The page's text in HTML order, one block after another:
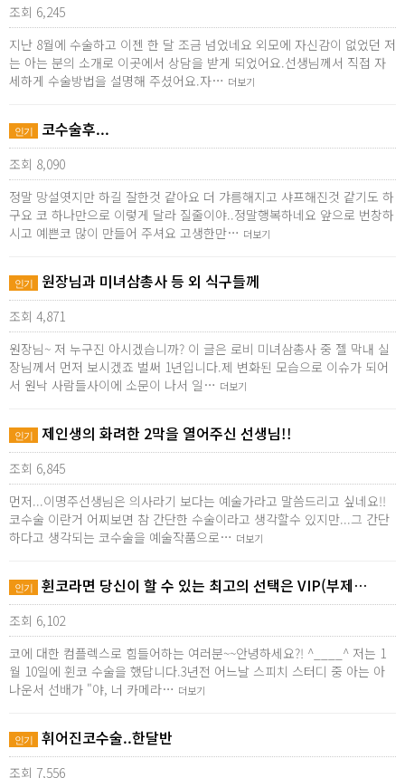
조회 6,245
지난 8월에 수술하고 이젠 한 달 조금 넘었네요 외모에 자신감이 없었던 저
는 아는 분의 소개로 이곳에서 상담을 받게 되었어요.선생님께서 직접 자
세하게 수술방법을 설명해 주셨어요.자… 더보기
인기 코수술후...
조회 8,090
정말 망설엿지만 하길 잘한것 같아요 더 갸름해지고 샤프해진것 같기도 하
구요 코 하나만으로 이렇게 달라 질줄이야..정말행복하네요 앞으로 번창하
시고 예쁜코 많이 만들어 주셔요 고생한만… 더보기
인기 원장님과 미녀삼총사 등 외 식구들께
조회 4,871
원장님~ 저 누구진 아시겠습니까? 이 글은 로비 미녀삼총사 중 젤 막내 실
장님께서 먼저 보시겠죠 벌써 1년입니다.제 변화된 모습으로 이슈가 되어
서 원낙 사람들사이에 소문이 나서 일… 더보기
인기 제인생의 화려한 2막을 열어주신 선생님!!
조회 6,845
먼저...이명주선생님은 의사라기 보다는 예술가라고 말씀드리고 싶네요!!
코수술 이란거 어찌보면 참 간단한 수술이라고 생각할수 있지만...그 간단
하다고 생각되는 코수술을 예술작품으로… 더보기
인기 휜코라면 당신이 할 수 있는 최고의 선택은 VIP(부제…
조회 6,102
코에 대한 컴플렉스로 힘들어하는 여러분~~안녕하세요?! ^____^ 저는 1
월 10일에 휜코 수술을 했답니다.3년전 어느날 스피치 스터디 중 아는 아
나운서 선배가 "야, 너 카메라… 더보기
인기 휘어진코수술..한달반
조회 7,556